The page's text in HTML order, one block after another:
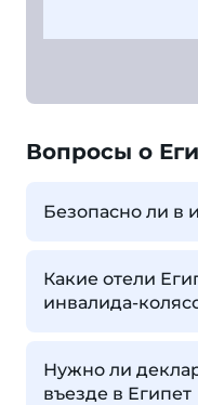
Вопросы о
Безопасно ли в
Какие отели
инвалида-
Нужно ли
въезде в Египет